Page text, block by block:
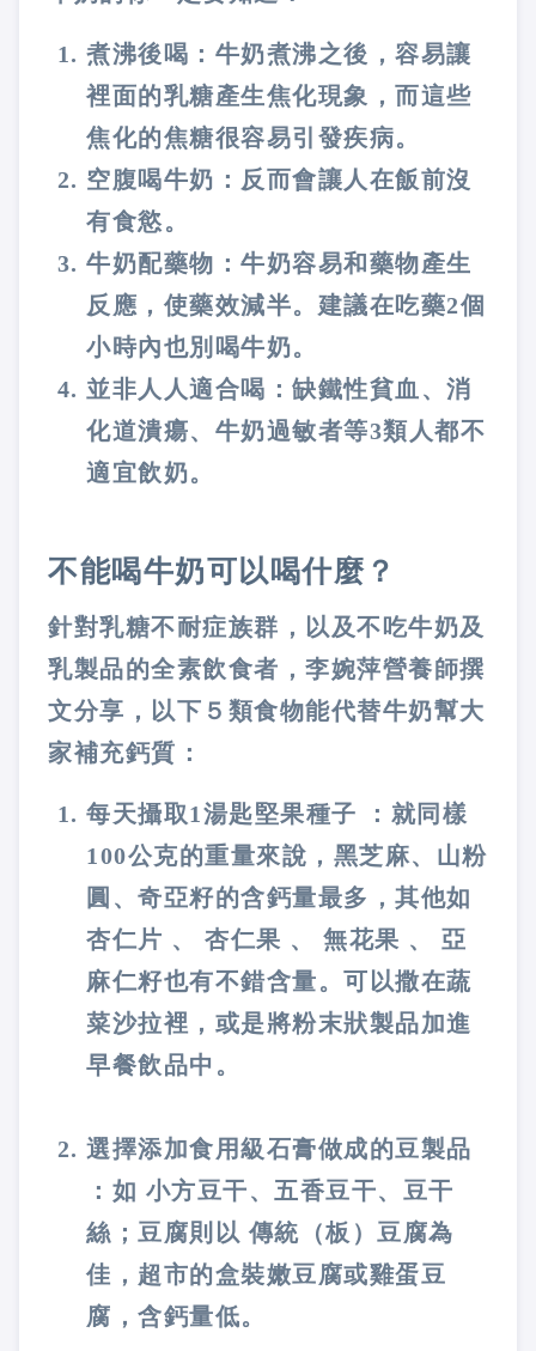
煮沸後喝：牛奶煮沸之後，容易讓
裡面的乳糖產生焦化現象，而這些
焦化的焦糖很容易引發疾病。
空腹喝牛奶：反而會讓人在飯前沒
有食慾。
牛奶配藥物：牛奶容易和藥物產生
反應，使藥效減半。建議在吃藥2個
小時內也別喝牛奶。
並非人人適合喝：缺鐵性貧血、消
化道潰瘍、牛奶過敏者等3類人都不
適宜飲奶。
不能喝牛奶可以喝什麼？
針對乳糖不耐症族群，以及不吃牛奶及
乳製品的全素飲食者，李婉萍營養師撰
文分享，以下５類食物能代替牛奶幫大
家補充鈣質：
每天攝取1湯匙堅果種子 ：就同樣
100公克的重量來說，黑芝麻、山粉
圓、奇亞籽的含鈣量最多，其他如
杏仁片 、 杏仁果 、 無花果 、 亞
麻仁籽也有不錯含量。可以撒在蔬
菜沙拉裡，或是將粉末狀製品加進
早餐飲品中。
選擇添加食用級石膏做成的豆製品
：如 小方豆干、五香豆干、豆干
絲；豆腐則以 傳統（板）豆腐為
佳，超市的盒裝嫩豆腐或雞蛋豆
腐，含鈣量低。